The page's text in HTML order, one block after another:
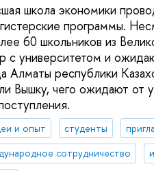
школа экономики
программы.
60 школьников из
с университетом и
Алматы республики
Вышку, чего ожидают от
и опыт студенты
сотрудничество